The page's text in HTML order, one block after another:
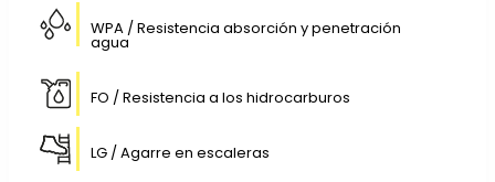
WPA / Resistencia absorción y penetración
agua
FO / Resistencia a los hidrocarburos
LG / Agarre en escaleras